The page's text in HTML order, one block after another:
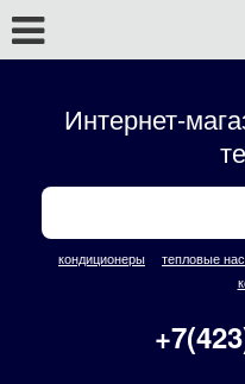
Интернет-
кондиционеры тепловые